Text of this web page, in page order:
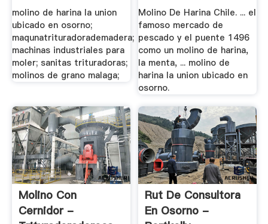
molino de harina la union
ubicado en osorno;
maqunatrituradorademadera;
machinas industriales para
moler; sanitas trituradoras;
molinos de grano malaga;
Molino De Harina Chile. ... el
famoso mercado de
pescado y el puente 1496
como un molino de harina,
la menta, ... molino de
harina la union ubicado en
osorno.
Molino Con
Cernidor -
Rut De Consultora
En Osorno -